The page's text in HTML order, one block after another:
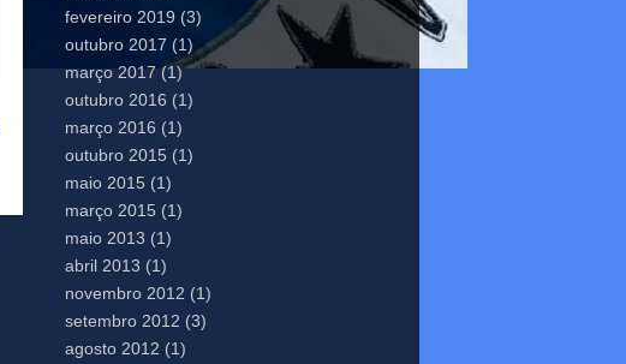
fevereiro 2019 (3)
outubro 2017 (1)
março 2017 (1)
outubro 2016 (1)
março 2016 (1)
outubro 2015 (1)
maio 2015 (1)
março 2015 (1)
maio 2013 (1)
abril 2013 (1)
novembro 2012 (1)
setembro 2012 (3)
agosto 2012 (1)